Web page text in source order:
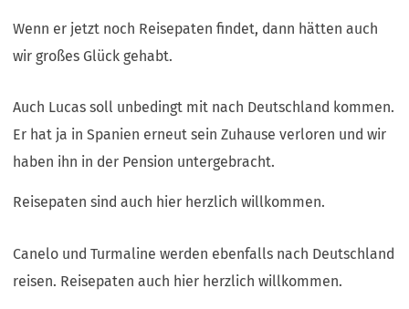
Wenn er jetzt noch Reisepaten findet, dann hätten auch
wir großes Glück gehabt.
Auch Lucas soll unbedingt mit nach Deutschland kommen.
Er hat ja in Spanien erneut sein Zuhause verloren und wir
haben ihn in der Pension untergebracht.
Reisepaten sind auch hier herzlich willkommen.
Canelo und Turmaline werden ebenfalls nach Deutschland
reisen. Reisepaten auch hier herzlich willkommen.